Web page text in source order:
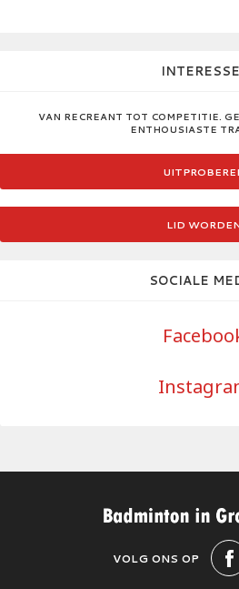
VAN RECREANT TOT COMPETITIE.
ENTHOUSIASTE
LID
SOCIALE
VOLG ONS OP